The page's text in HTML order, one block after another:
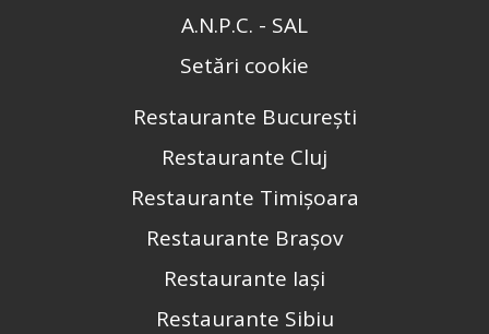
A.N.P.C. - SAL
Setări cookie
Restaurante București
Restaurante Cluj
Restaurante Timișoara
Restaurante Brașov
Restaurante Iași
Restaurante Sibiu